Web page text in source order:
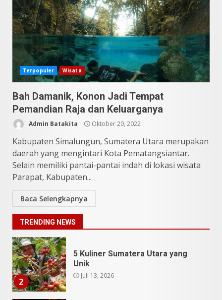
Terpopuler Wisata
Bah Damanik, Konon Jadi Tempat
Pemandian Raja dan Keluarganya
Admin Batakita Oktober 20, 2022
Kabupaten Simalungun, Sumatera Utara merupakan
daerah yang mengintari Kota Pematangsiantar.
Selain memiliki pantai-pantai indah di lokasi wisata
Parapat, Kabupaten...
Baca Selengkapnya
TRENDING NEWS
5
10 Kontroversial Orang Batak
Sering Jadi Perdebatan
Mei 25, 2026
6
Pesona Sumatera Utara,
Tradisi Rondang Bittang yang
Mendunia
Mei 4, 2026
7
SUCI Season 11: Finalis Stand
Up Comedy KompasTV
April 23, 2026
1
Utara Bukan Cuma Medan dan
Danau Toba
2
5 Kuliner Sumatera Utara yang
Unik
Juli 13, 2026